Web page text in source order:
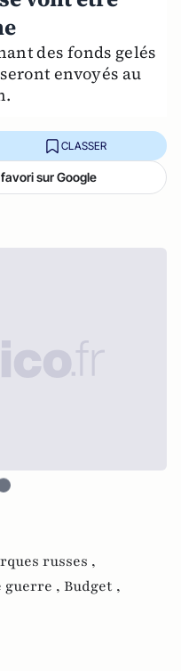
des fonds gelés
envoyés au
CLASSER
sur Google
russes ,
guerre , Budget ,